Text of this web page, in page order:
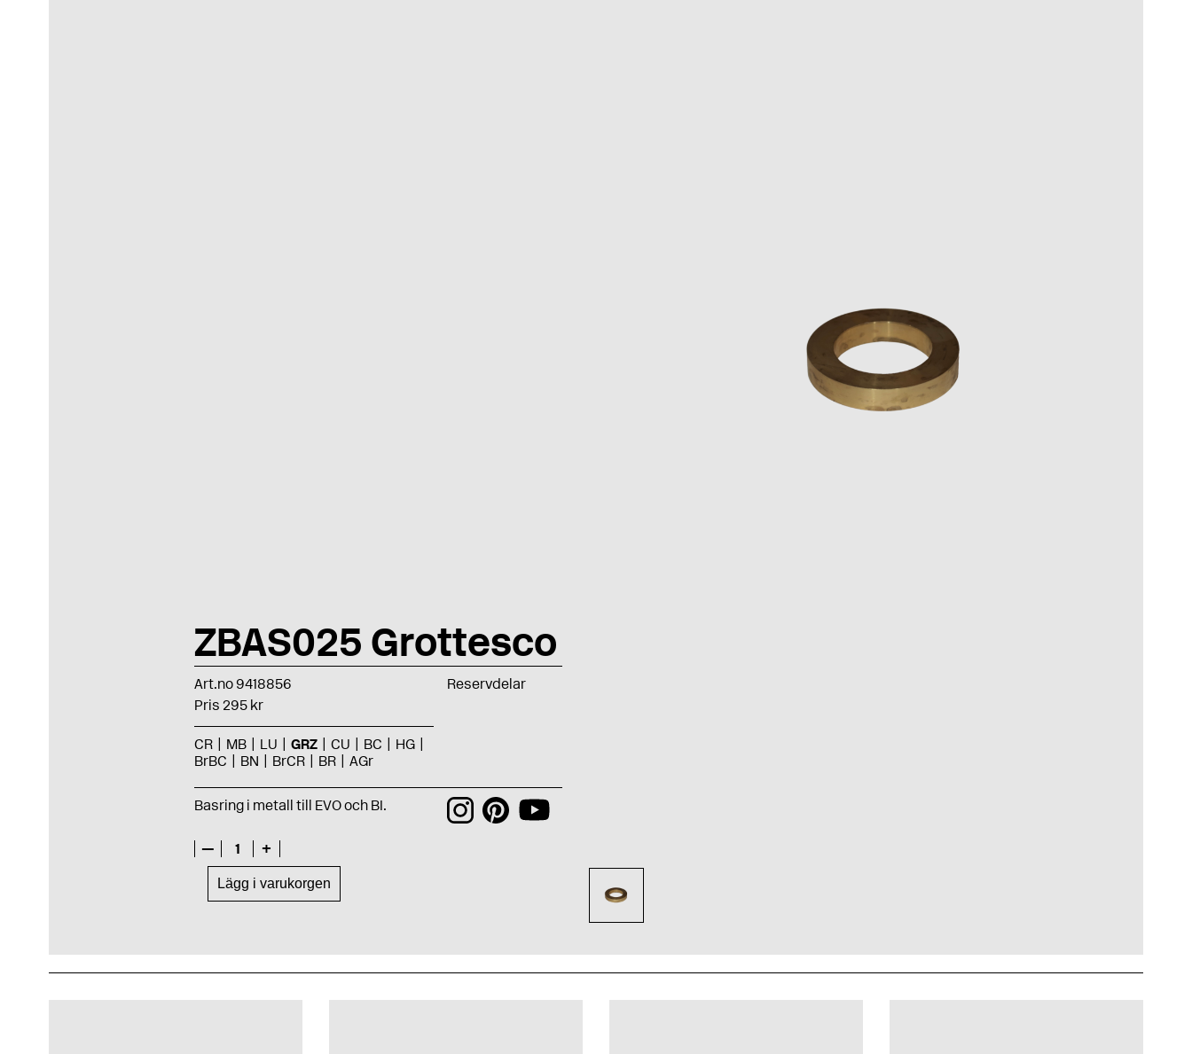
ZBAS025 Grottesco
Art.no 9418856
Pris 295 kr
CR MB LU GRZ CU BC
HG
BrBC
BN BrCR BR AGr
Reservdelar
Basring i metall till EVO och BI.
— 1 +
Lägg i varukorgen